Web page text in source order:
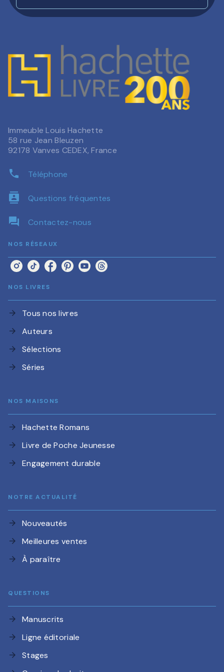
Immeuble Louis Hachette
58 rue Jean Bleuzen
92178 Vanves CEDEX, France
phone Téléphone
contacts Questions fréquentes
question_answer Contactez-nous
NOS RÉSEAUX
NOS LIVRES
arrow_forward Tous nos livres
arrow_forward Auteurs
arrow_forward Sélections
arrow_forward Séries
NOS MAISONS
arrow_forward Hachette Romans
arrow_forward Livre de Poche Jeunesse
arrow_forward Engagement durable
NOTRE ACTUALITÉ
arrow_forward Nouveautés
arrow_forward Meilleures ventes
arrow_forward À paraître
QUESTIONS
arrow_forward Manuscrits
arrow_forward Ligne éditoriale
arrow_forward Stages